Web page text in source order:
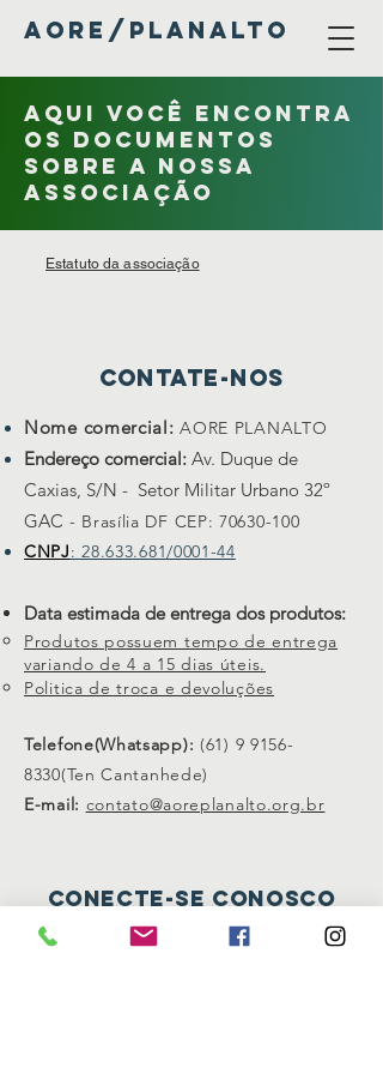
AORE/PLANALTO
Aqui você encontra
os documentos
sobre a nossa
associação
Estatuto da associação
Contate-nos
Nome comercial: AORE PLANALTO
Endereço comercial: Av. Duque de
Caxias, S/N - Setor Militar Urbano 32º
GAC - Brasília DF CEP: 70630-100
CNPJ: 28.633.681/0001-44
Data estimada de entrega dos produtos:
Produtos possuem tempo de entrega
variando de 4 a 15 dias úteis.
Politica de troca e devoluções
Telefone(Whatsapp): (61) 9 9156-
8330(Ten Cantanhede)
E-mail: contato@aoreplanalto.org.br
Conecte-se conosco
Facebook